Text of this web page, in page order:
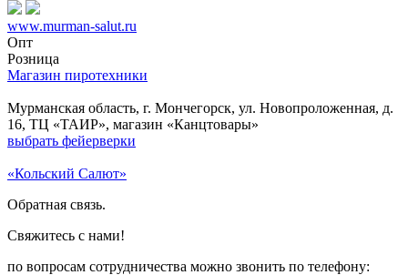
www.murman-salut.ru
Опт
Розница
Магазин пиротехники
Мурманская область, г. Мончегорск, ул. Новопроложенная, д.
16, ТЦ «ТАИР», магазин «Канцтовары»
выбрать фейерверки
«Кольский Салют»
Обратная связь.
Свяжитесь с нами!
по вопросам сотрудничества можно звонить по телефону: